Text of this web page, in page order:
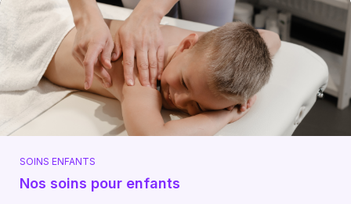
SOINS ENFANTS
Nos soins pour enfants